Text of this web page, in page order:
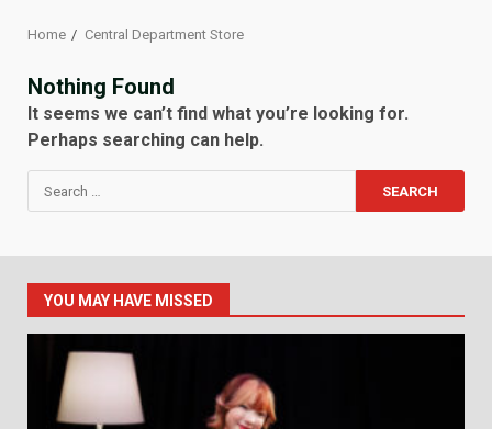
Home Central Department Store
Nothing Found
It seems we can’t find what you’re looking for.
Perhaps searching can help.
Search
for:
YOU MAY HAVE MISSED